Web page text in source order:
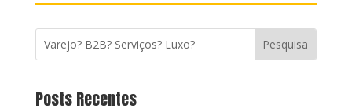
Posts Recentes